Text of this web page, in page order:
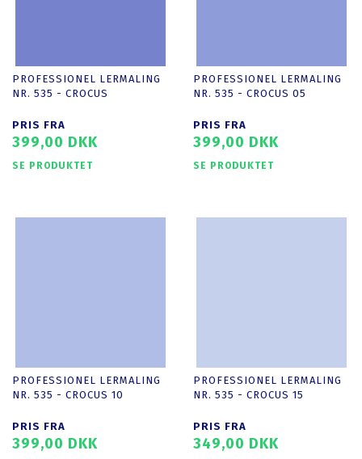
PROFESSIONEL LERMALING
NR. 535 - CROCUS
PRIS FRA
399,00 DKK
SE PRODUKTET
PROFESSIONEL LERMALING
NR. 535 - CROCUS 05
PRIS FRA
399,00 DKK
SE PRODUKTET
PROFESSIONEL LERMALING
NR. 535 - CROCUS 10
PRIS FRA
399,00 DKK
PROFESSIONEL LERMALING
NR. 535 - CROCUS 15
PRIS FRA
349,00 DKK